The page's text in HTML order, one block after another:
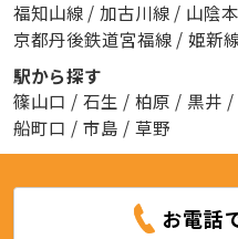
福知山線 / 加古川線 / 山陰
京都丹後鉄道宮福線 / 姫新
駅から探す
篠山口 / 石生 / 柏原 / 黒井 /
船町口 / 市島 / 草野
お電話